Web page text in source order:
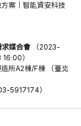
案｜智能資安科技
媒合會 （2023-
）
所A2棟/F棟 （臺北
5917174）